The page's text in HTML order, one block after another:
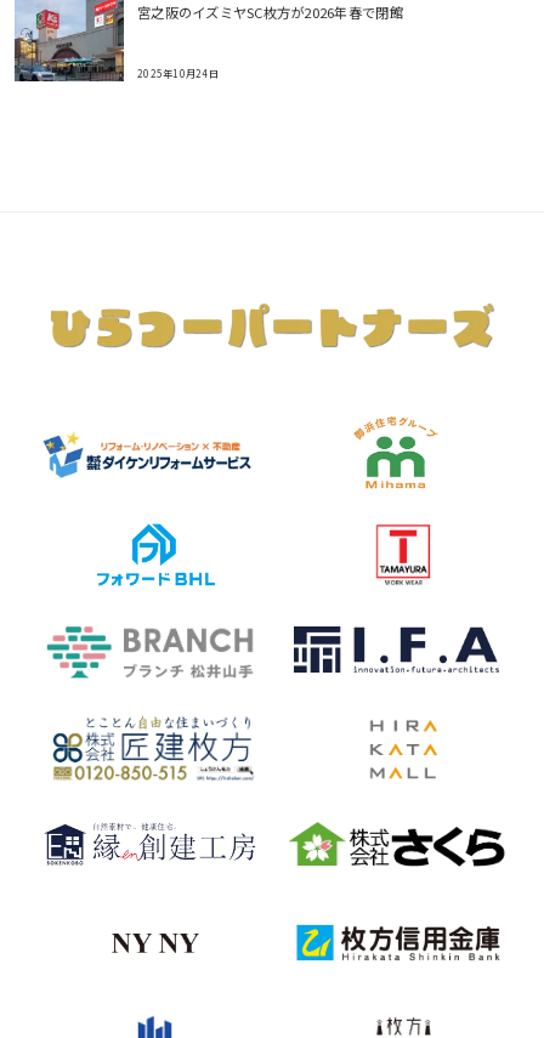
宮之阪のイズミヤSC枚方が2026年春で閉館
2025年10月24日